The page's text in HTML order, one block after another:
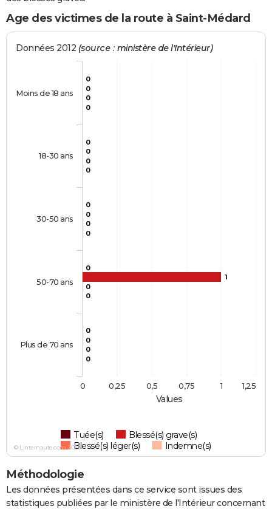
Age des victimes de la route à Saint-Médard
Values
Données 2012 (source : ministère de l'Intérieur)
0
0
0
0
0
0
0
0
1
0
0
0
0
0
0
0
0
0
0
0
Tuée(s)
Blessé(s) grave(s)
Blessé(s) léger(s)
Indemne(s)
Moins de 18 ans
18-30 ans
30-50 ans
50-70 ans
Plus de 70 ans
0 1
0,25 0,5 0,75 1,25
© Linternaute.com 2026
Méthodologie
Les données présentées dans ce service sont issues des
statistiques publiées par le ministère de l'Intérieur concernant